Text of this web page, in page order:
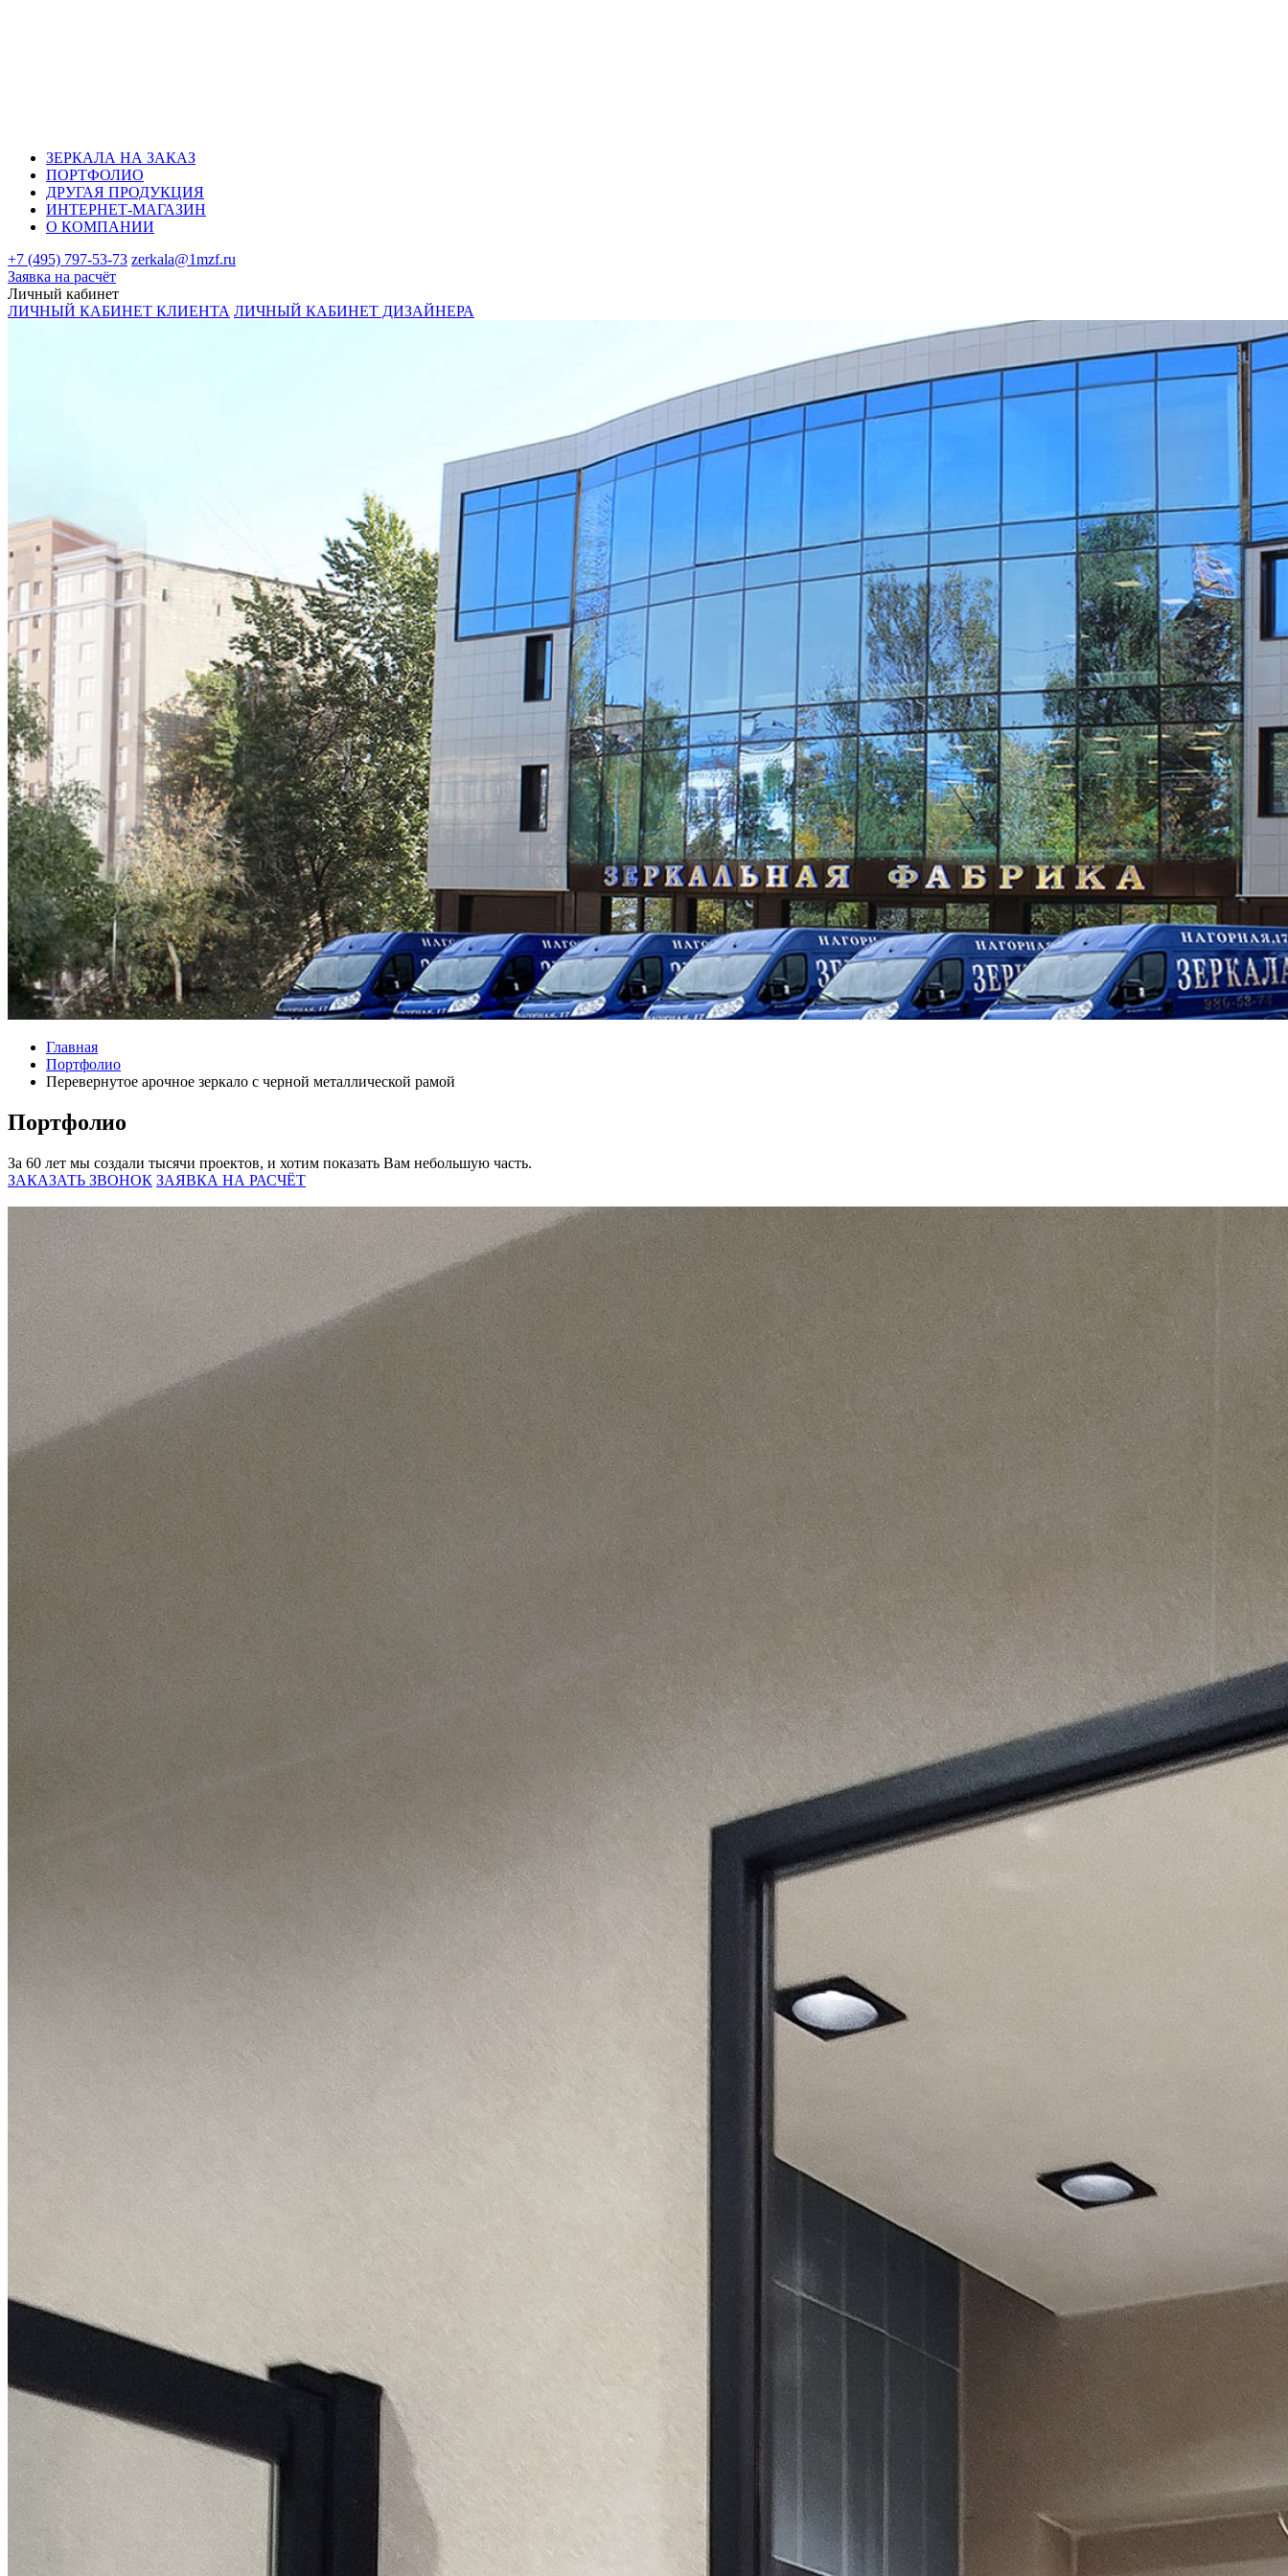
ЗЕРКАЛА НА ЗАКАЗ
ПОРТФОЛИО
ДРУГАЯ ПРОДУКЦИЯ
ИНТЕРНЕТ-МАГАЗИН
О КОМПАНИИ
+7 (495) 797-53-73 zerkala@1mzf.ru
Заявка на расчёт
Личный кабинет
ЛИЧНЫЙ КАБИНЕТ КЛИЕНТА ЛИЧНЫЙ КАБИНЕТ ДИЗАЙНЕРА
Главная
Портфолио
Перевернутое арочное зеркало с черной металлической рамой
Портфолио
За 60 лет мы создали тысячи проектов, и хотим показать Вам небольшую часть.
ЗАКАЗАТЬ ЗВОНОК ЗАЯВКА НА РАСЧЁТ